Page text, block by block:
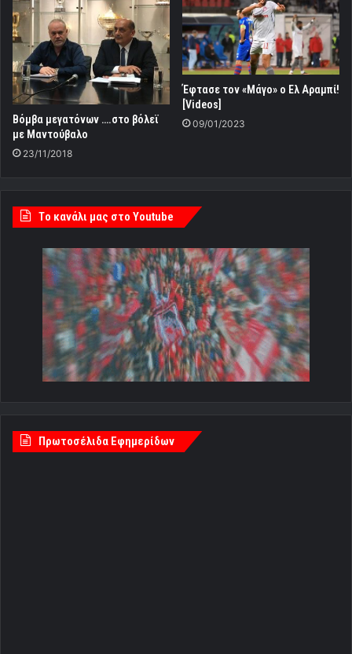
Βόμβα μεγατόνων ….στο βόλεϊ
με Μαντούβαλο
23/11/2018
Έφτασε τον «Μάγο» ο Ελ Αραμπί!
[Videos]
09/01/2023
Tο κανάλι μας στο Youtube
Πρωτοσέλιδα Εφημερίδων